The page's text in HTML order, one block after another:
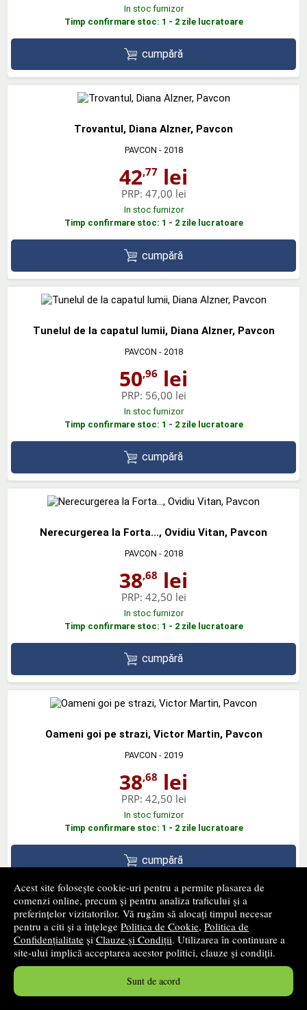
Acest site folosește cookie-uri pentru a permite plasarea de
comenzi online, precum și pentru analiza traficului și a
preferințelor vizitatorilor. Vă rugăm să alocați timpul necesar
pentru a citi și a înțelege Politica de Cookie, Politica de
Confidențialitate și Clauze și Condiții. Utilizarea în continuare a
site-ului implică acceptarea acestor politici, clauze și condiții.
Sunt de acord
In stoc furnizor
Timp confirmare stoc: 1 - 2 zile lucratoare
cumpără
Trovantul, Diana Alzner, Pavcon
PAVCON - 2018
42,77 lei
PRP: 47,00 lei
In stoc furnizor
Timp confirmare stoc: 1 - 2 zile lucratoare
cumpără
Tunelul de la capatul lumii, Diana Alzner, Pavcon
PAVCON - 2018
50,96 lei
PRP: 56,00 lei
In stoc furnizor
Timp confirmare stoc: 1 - 2 zile lucratoare
cumpără
Nerecurgerea la Forta..., Ovidiu Vitan, Pavcon
PAVCON - 2018
38,68 lei
PRP: 42,50 lei
In stoc furnizor
Timp confirmare stoc: 1 - 2 zile lucratoare
cumpără
Oameni goi pe strazi, Victor Martin, Pavcon
PAVCON - 2019
38,68 lei
PRP: 42,50 lei
In stoc furnizor
Timp confirmare stoc: 1 - 2 zile lucratoare
cumpără
Lichidati-l pe Rommel!, Aurel Carasel, Pavcon
PAVCON- 2018
48,96 lei
PRP:53,80 lei